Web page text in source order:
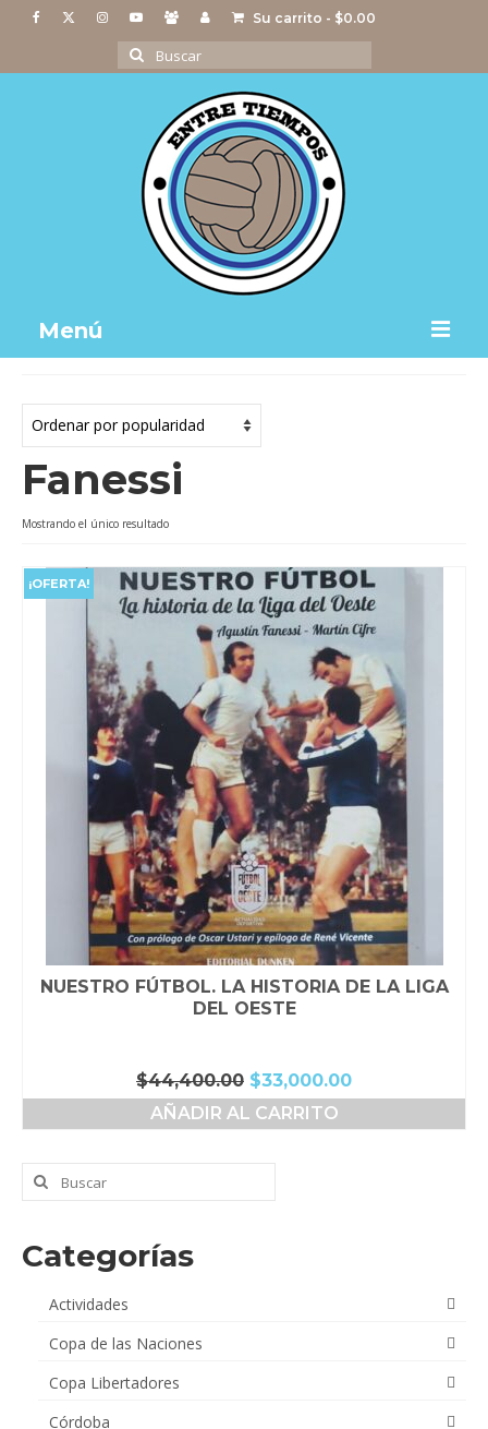
Su carrito - $0.00
Buscar
por:
Menú
Actividades
Imágenes
Videos
Tienda
Fanessi
Mostrando el único resultado
¡OFERTA!
NUESTRO FÚTBOL. LA HISTORIA DE LA LIGA
DEL OESTE
$44,400.00 El
precio
original
$44,400.00.
$33,000.00El
precio
AÑADIR AL CARRITO
Buscar
por:
Categorías
Actividades
Copa de las Naciones
Copa Libertadores
Córdoba